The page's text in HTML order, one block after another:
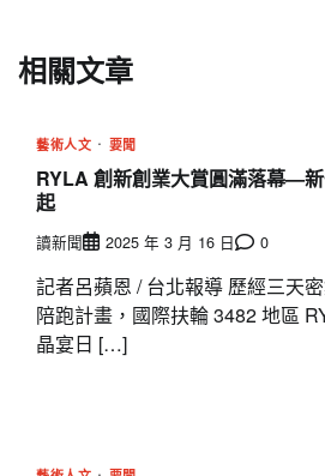
相關文章
藝術人文 要聞
RYLA 創新創業大賞圓滿落幕—
起
讀新聞 2025 年 3 月 16 日 0
記者呂蘋恩 / 台北報導 歷經三天
陪跑計畫，國際扶輪 3482 地區
晶宴日 […]